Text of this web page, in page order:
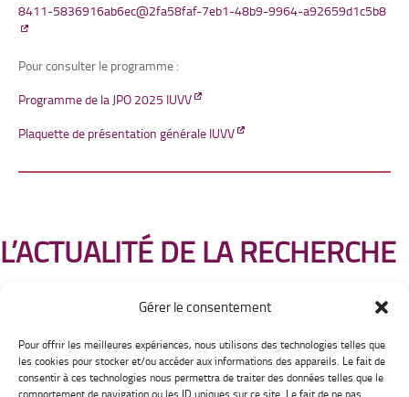
Gérer le consentement
Pour offrir les meilleures expériences, nous utilisons des technologies telles que
les cookies pour stocker et/ou accéder aux informations des appareils. Le fait de
consentir à ces technologies nous permettra de traiter des données telles que le
comportement de navigation ou les ID uniques sur ce site. Le fait de ne pas
8411-5836916ab6ec@2fa58faf-7eb1-48b9-9964-a92659d1c5b8
Pour consulter le programme :
Programme de la JPO 2025 IUVV
Plaquette de présentation générale IUVV
L’ACTUALITÉ DE LA RECHERCHE
Institut Universitaire
de la Vigne et du Vin Jules Guyot
2 rue claude Ladrey